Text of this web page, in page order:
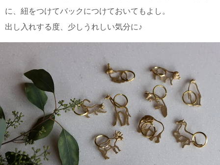
に、紐をつけてバックにつけておいてもよし。
出し入れする度、少しうれしい気分に♪